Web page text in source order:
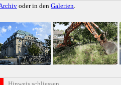
oder in den Galerien.